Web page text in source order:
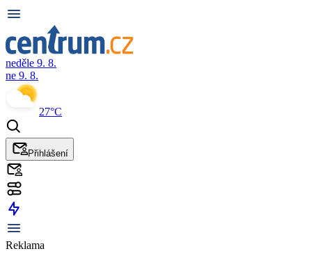
neděle 9. 8.
ne 9. 8.
27°C
Přihlášení
Reklama